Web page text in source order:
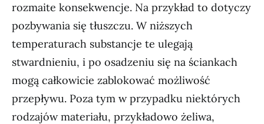
rozmaite konsekwencje. Na przykład to dotyczy
pozbywania się tłuszczu. W niższych
temperaturach substancje te ulegają
stwardnieniu, i po osadzeniu się na ściankach
mogą całkowicie zablokować możliwość
przepływu. Poza tym w przypadku niektórych
rodzajów materiału, przykładowo żeliwa,